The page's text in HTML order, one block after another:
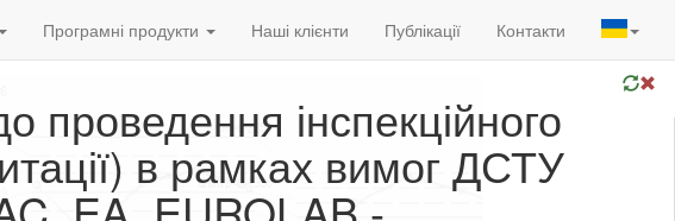
Програмні продукти Наші клієнти Публікації Контакти
проведення інспекційного
в рамках вимог ДСТУ